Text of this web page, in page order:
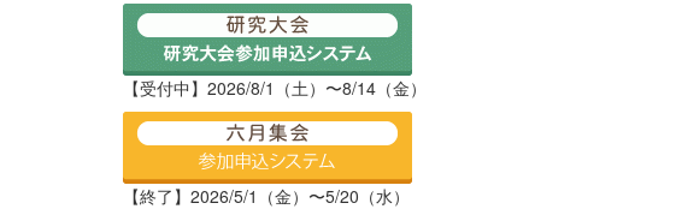
【受付中】2026/8/1（土）〜8/14（金）
【終了】2026/5/1（金）〜5/20（水）